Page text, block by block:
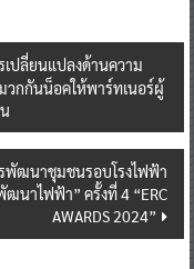
ปลี่ยนแปลงด้านความ
กกันน็อคให้พาร์ทเนอร์ผู้
พัฒนาชุมชนรอบโรงไฟฟ้า
นาไฟฟ้า” ครั้งที่ 4 “ERC
AWARDS 2024”